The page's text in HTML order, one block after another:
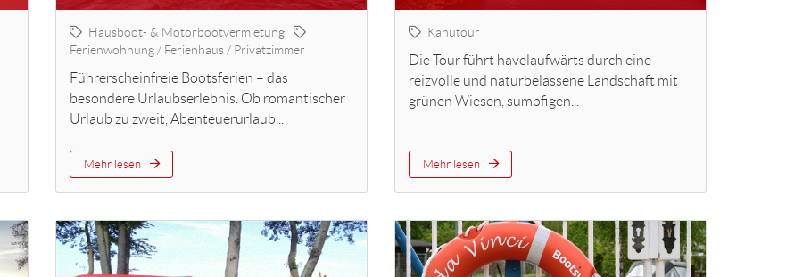
Hausboot- & Motorbootvermietung
Ferienwohnung / Ferienhaus / Privatzimmer
Führerscheinfreie Bootsferien – das
besondere Urlaubserlebnis. Ob romantischer
Urlaub zu zweit, Abenteuerurlaub...
Mehr lesen
Kanutour
Die Tour führt havelaufwärts durch eine
reizvolle und naturbelassene Landschaft mit
grünen Wiesen, sumpfigen...
Mehr lesen